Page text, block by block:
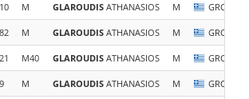
M GLAROUDIS ATHANASIOS M GRC
M GLAROUDIS ATHANASIOS M GRC
M40 GLAROUDIS ATHANASIOS M GRC
M GLAROUDIS ATHANASIOS M GRC